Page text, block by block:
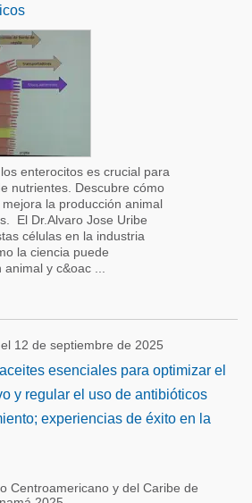
enterocitos es crucial para
nutrientes. Descubre cómo
la producción animal
El Dr.Alvaro Jose Uribe
células en la industria
la ciencia puede
y c&oac ...
12 de septiembre de 2025
esenciales para optimizar el
y regular el uso de antibióticos
experiencias de éxito en la
Centroamericano y del Caribe de